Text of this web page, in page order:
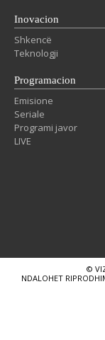
Inovacion
Shkencë
Teknologji
Programacion
Emisione
Seriale
Programi javor
LIVE
©
NDALOHET